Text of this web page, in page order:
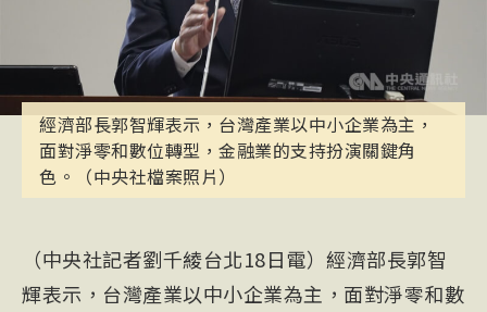
經濟部長郭智輝表示，台灣產業以中小企業為主，
面對淨零和數位轉型，金融業的支持扮演關鍵角
色。（中央社檔案照片）
（中央社記者劉千綾台北18日電）經濟部長郭智
輝表示，台灣產業以中小企業為主，面對淨零和數